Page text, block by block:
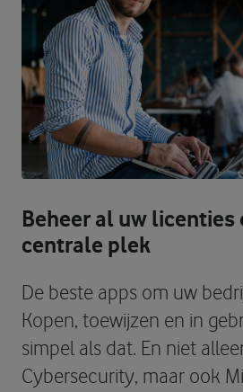
Beheer al uw licenties
centrale plek
De beste apps om uw
Kopen, toewijzen en in
simpel als dat. En niet
Cybersecurity, maar ook